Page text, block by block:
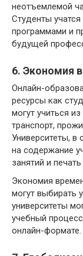
неотъемлемой
Студенты
программами и
будущей
6. Экономия
Онлайн-
ресурсы как
могут учиться
транспорт,
Университеты, в
на содержание
занятий и
Экономия
могут выбирать
университеты
учебный
онлайн-формате.